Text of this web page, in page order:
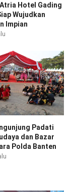
Hotel Gading
Wujudkan
Impian
Padati
dan Bazar
Polda Banten